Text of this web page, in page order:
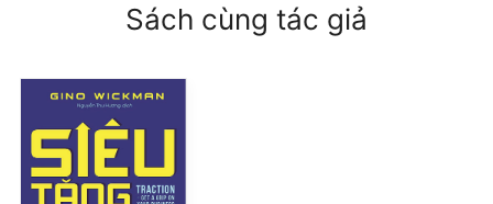
Sách cùng tác giả